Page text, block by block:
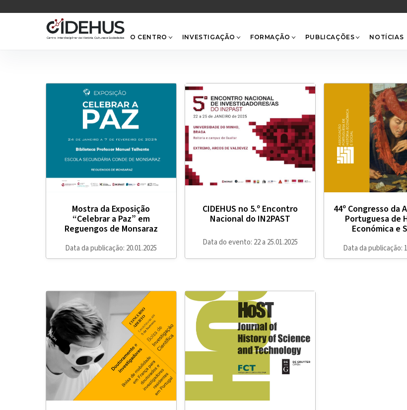
O CENTRO INVESTIGAÇÃO FORMAÇÃO PUBLICAÇÕES NOTÍCIAS
Mostra da Exposição
“Celebrar a Paz” em
Reguengos de Monsaraz
Data da publicação: 20.01.2025
CIDEHUS no 5.º Encontro
Nacional do IN2PAST
Data do evento: 22 a 25.01.2025
44º Congresso da
Portuguesa de
Económica e
Data da publicação:
Top